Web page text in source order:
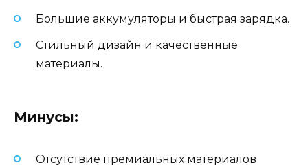
Большие аккумуляторы и быстрая зарядка.
Стильный дизайн и качественные
материалы.
Минусы:
Отсутствие премиальных материалов